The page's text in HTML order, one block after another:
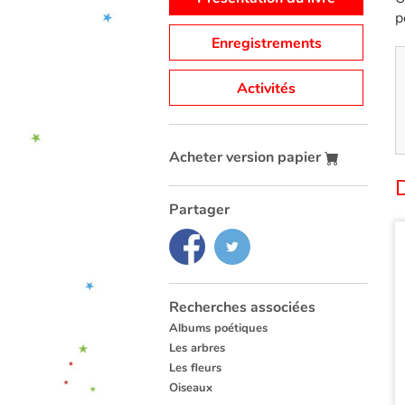
Enregistrements
Activités
Acheter version papier
Partager
Recherches associées
Albums poétiques
Les arbres
Les fleurs
Oiseaux